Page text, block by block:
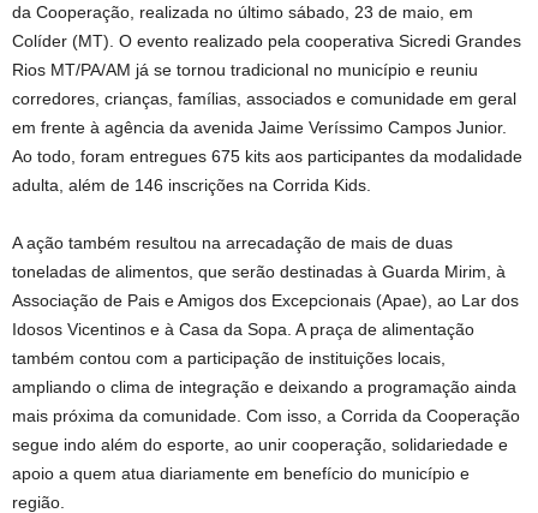
da Cooperação, realizada no último sábado, 23 de maio, em
Colíder (MT). O evento realizado pela cooperativa Sicredi Grandes
Rios MT/PA/AM já se tornou tradicional no município e reuniu
corredores, crianças, famílias, associados e comunidade em geral
em frente à agência da avenida Jaime Veríssimo Campos Junior.
Ao todo, foram entregues 675 kits aos participantes da modalidade
adulta, além de 146 inscrições na Corrida Kids.
A ação também resultou na arrecadação de mais de duas
toneladas de alimentos, que serão destinadas à Guarda Mirim, à
Associação de Pais e Amigos dos Excepcionais (Apae), ao Lar dos
Idosos Vicentinos e à Casa da Sopa. A praça de alimentação
também contou com a participação de instituições locais,
ampliando o clima de integração e deixando a programação ainda
mais próxima da comunidade. Com isso, a Corrida da Cooperação
segue indo além do esporte, ao unir cooperação, solidariedade e
apoio a quem atua diariamente em benefício do município e
região.